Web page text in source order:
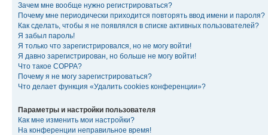
Зачем мне вообще нужно регистрироваться?
Почему мне периодически приходится повторять ввод имени и пароля?
Как сделать, чтобы я не появлялся в списке активных пользователей?
Я забыл пароль!
Я только что зарегистрировался, но не могу войти!
Я давно зарегистрирован, но больше не могу войти!
Что такое COPPA?
Почему я не могу зарегистрироваться?
Что делает функция «Удалить cookies конференции»?
Параметры и настройки пользователя
Как мне изменить мои настройки?
На конференции неправильное время!